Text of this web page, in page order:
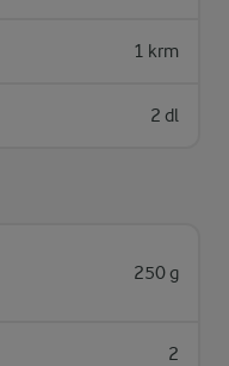
1 krm
2 dl
250 g
2